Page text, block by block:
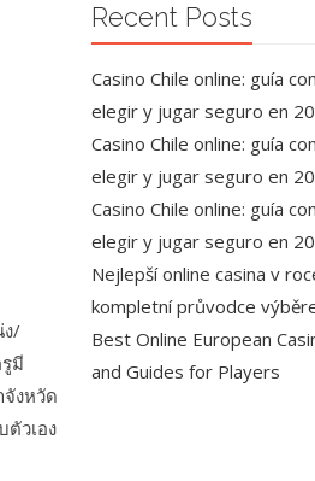
ง/
มี
จังหวัด
วเอง
Recent Posts
Casino Chile online: guía
elegir y jugar seguro en
Casino Chile online: guía
elegir y jugar seguro en
Casino Chile online: guía
elegir y jugar seguro en
Nejlepší online casina v
kompletní průvodce
Best Online European
and Guides for Players